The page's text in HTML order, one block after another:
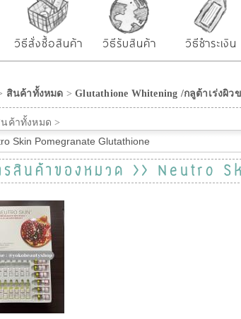
วิธีสั่งซื้อสินค้า วิธีรับสินค้า วิธีชำระเงิน
สินค้าทั้งหมด >Glutathione Whitening /กลูต้าเร่งผิว
ค้าทั้งหมด >
รสินค้าของหมวด >> Neutro